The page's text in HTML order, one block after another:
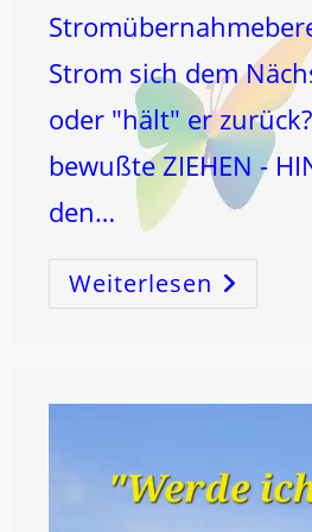
Strom sich dem
oder "hält" er
bewußte ZIEHEN -
den…
Weiterlesen Der
SCHLÜSSEL
…